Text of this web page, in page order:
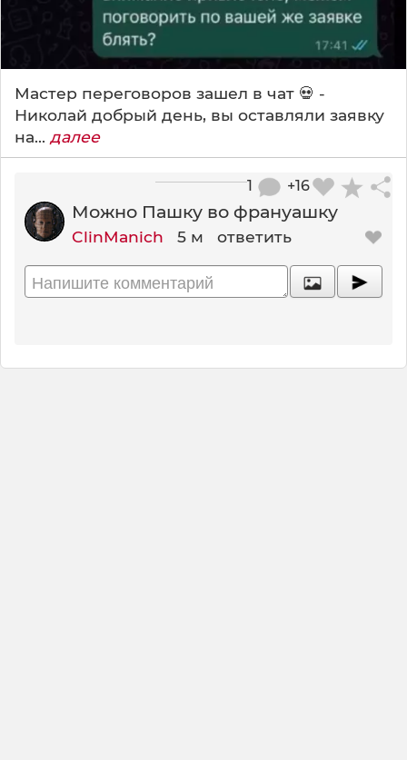
Мастер переговоров зашел в чат 💀 -
Николай добрый день, вы оставляли заявку
на... далее
+16
1
Можно Пашку во франуашку
ClinManich 5 м ответить